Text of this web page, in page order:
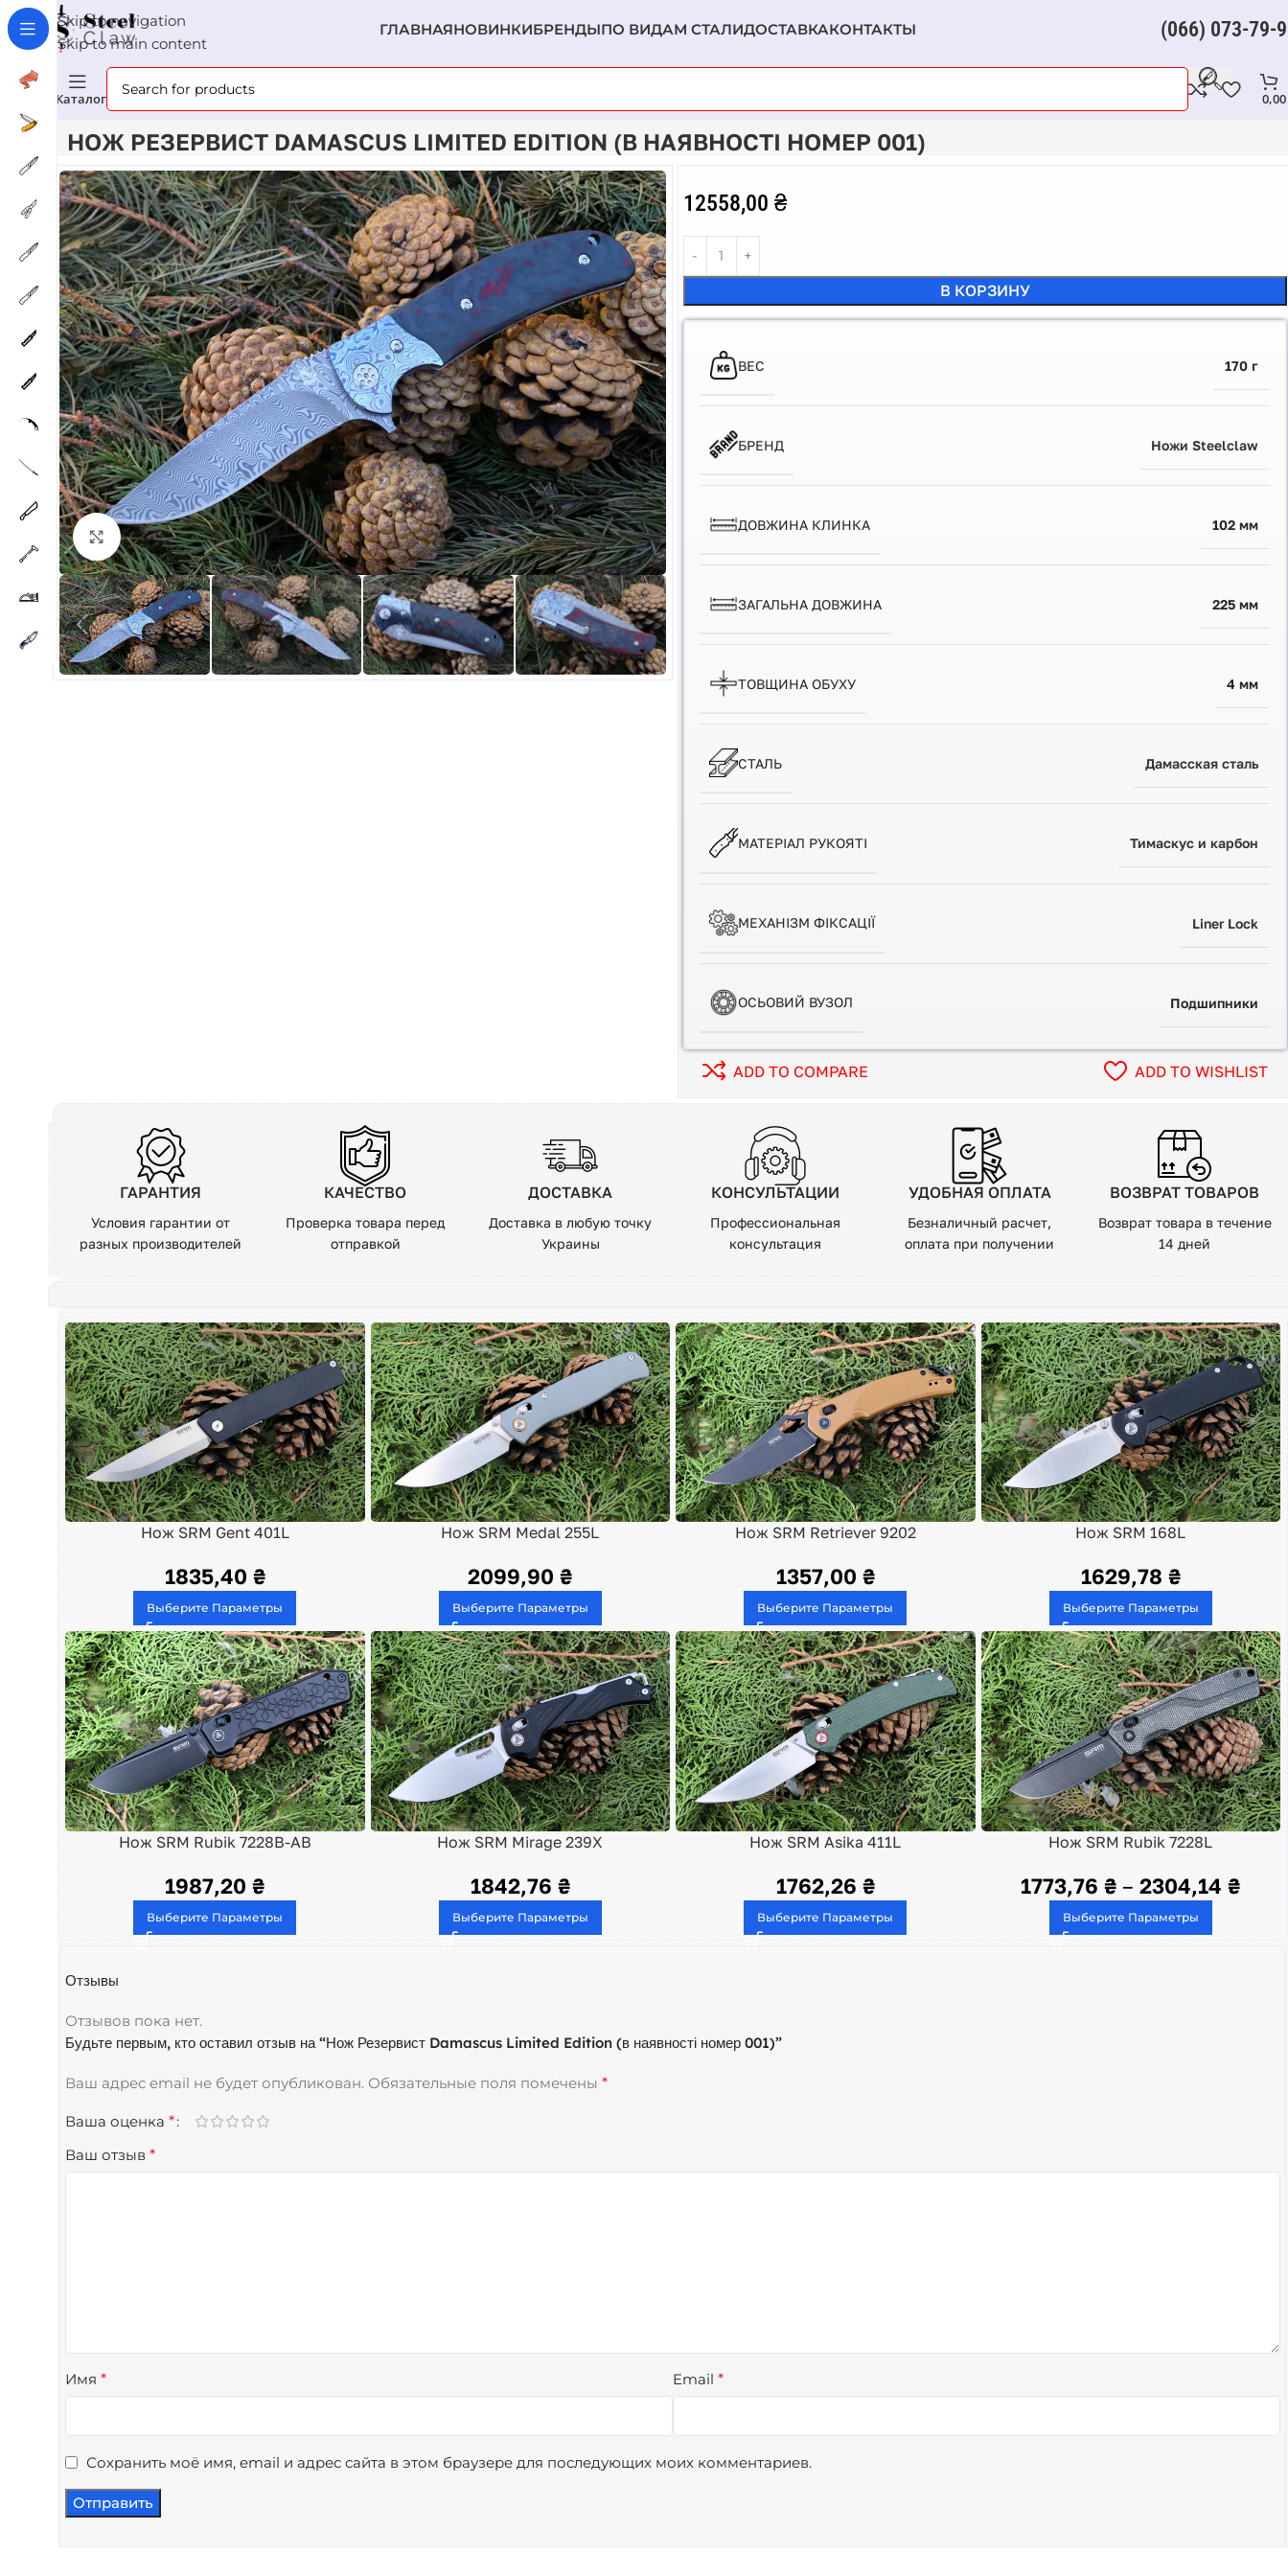
Skip to navigation
Skip to main content
ГЛАВНАЯНОВИНКИБРЕНДЫПО ВИДАМ СТАЛИДОСТАВКАКОНТАКТЫ (066) 073-79-
Каталог 0,00
Главная Ножи Нож Резервист Damascus Limited Edition (в наявності номер 001)
НОЖ РЕЗЕРВИСТ DAMASCUS LIMITED EDITION (В НАЯВНОСТІ НОМЕР 001)
Click to enlarge
12558,00 ₴
В КОРЗИНУ
ВЕС 170 г
БРЕНД Ножи Steelclaw
ДОВЖИНА КЛИНКА 102 мм
ЗАГАЛЬНА ДОВЖИНА 225 мм
ТОВЩИНА ОБУХУ 4 мм
СТАЛЬ Дамасская сталь
МАТЕРІАЛ РУКОЯТІ Тимаскус и карбон
МЕХАНІЗМ ФІКСАЦІЇ Liner Lock
ОСЬОВИЙ ВУЗОЛ Подшипники
ADD TO COMPARE ADD TO WISHLIST
ГАРАНТИЯ
Условия гарантии от
разных производителей
КАЧЕСТВО
Проверка товара перед
отправкой
ДОСТАВКА
Доставка в любую точку
Украины
КОНСУЛЬТАЦИИ
Профессиональная
консультация
УДОБНАЯ ОПЛАТА
Безналичный расчет,
оплата при получении
ВОЗВРАТ ТОВАРОВ
Возврат товара в течение
14 дней
Нож SRM Gent 401L
1835,40 ₴
Выберите Параметры
Нож SRM Medal 255L
2099,90₴
Выберите Параметры
Нож SRM Retriever 9202
1357,00 ₴
Выберите Параметры
Нож SRM 168L
1629,78 ₴
Выберите Параметры
Нож SRM Rubik 7228B-AB
1987,20₴
Выберите Параметры
Нож SRM Mirage 239X
1842,76 ₴
Выберите Параметры
Нож SRM Asika 411L
1762,26 ₴
Выберите Параметры
Нож SRM Rubik 7228L
1773,76₴ – 2304,14₴
Выберите Параметры
Отзывы
Отзывов пока нет.
Будьте первым, кто оставил отзыв на “Нож Резервист Damascus Limited Edition (в наявності номер 001)”
Ваш адрес email не будет опубликован. Обязательные поля помечены *
Ваша оценка *
Ваш отзыв *
Имя * Email *
Сохранить моё имя, email и адрес сайта в этом браузере для последующих моих комментариев.